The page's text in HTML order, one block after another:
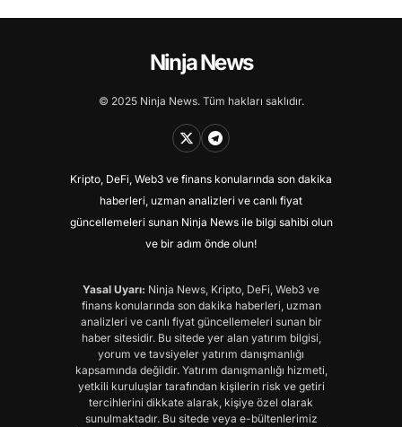
Ninja News
© 2025 Ninja News. Tüm hakları saklıdır.
Kripto, DeFi, Web3 ve finans konularında son dakika
haberleri, uzman analizleri ve canlı fiyat
güncellemeleri sunan Ninja News ile bilgi sahibi olun
ve bir adım önde olun!
Yasal Uyarı: Ninja News, Kripto, DeFi, Web3 ve
finans konularında son dakika haberleri, uzman
analizleri ve canlı fiyat güncellemeleri sunan bir
haber sitesidir. Bu sitede yer alan yatırım bilgisi,
yorum ve tavsiyeler yatırım danışmanlığı
kapsamında değildir. Yatırım danışmanlığı hizmeti,
yetkili kuruluşlar tarafından kişilerin risk ve getiri
tercihlerini dikkate alarak, kişiye özel olarak
sunulmaktadır. Bu sitede veya e-bültenlerimiz